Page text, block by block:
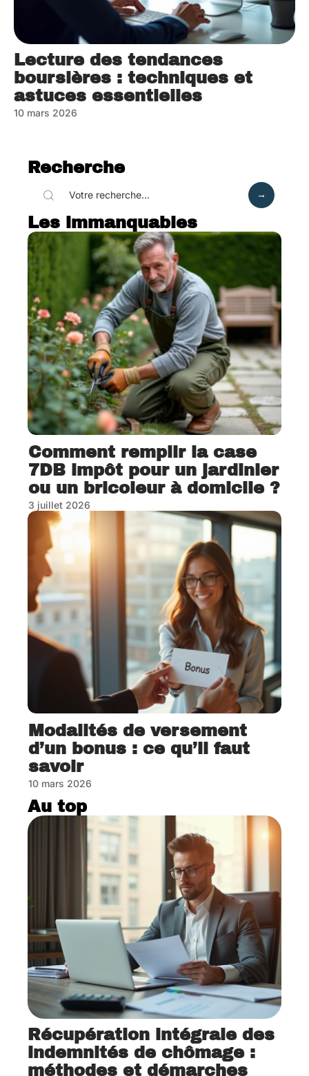
Lecture des tendances
boursières : techniques et
astuces essentielles
10 mars 2026
Recherche
Les immanquables
Comment remplir la case
7DB impôt pour un jardinier
ou un bricoleur à domicile ?
3 juillet 2026
Modalités de versement
d’un bonus : ce qu’il faut
savoir
10 mars 2026
Au top
Récupération intégrale des
indemnités de chômage :
méthodes et démarches